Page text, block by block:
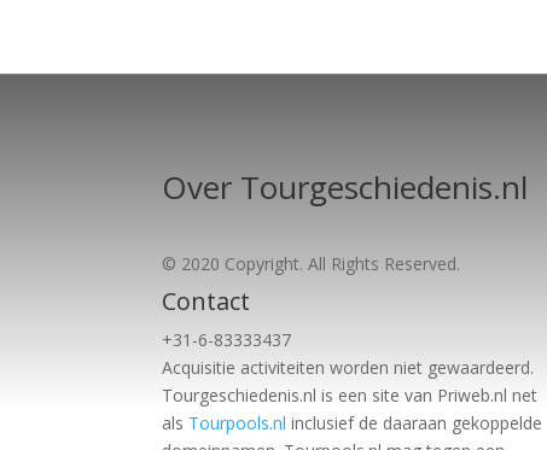
Over Tourgeschiedenis.nl
© 2020 Copyright. All Rights Reserved.
Contact
+31-6-83333437
Acquisitie activiteiten worden niet gewaardeerd.
Tourgeschiedenis.nl is een site van Priweb.nl net
als Tourpools.nl inclusief de daaraan gekoppelde